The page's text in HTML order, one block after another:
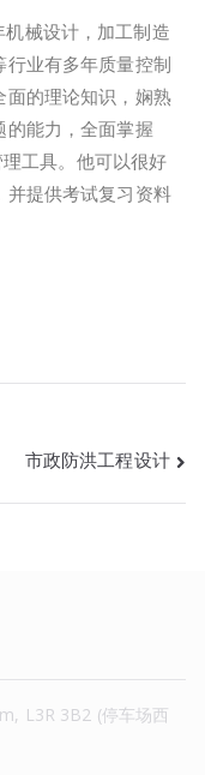
机械设计，加工制造
业有多年质量控制
面的理论知识，娴熟
的能力，全面掌握
工具。他可以很好
并提供考试复习资料
市政防洪工程设计
L3R 3B2 (停车场西